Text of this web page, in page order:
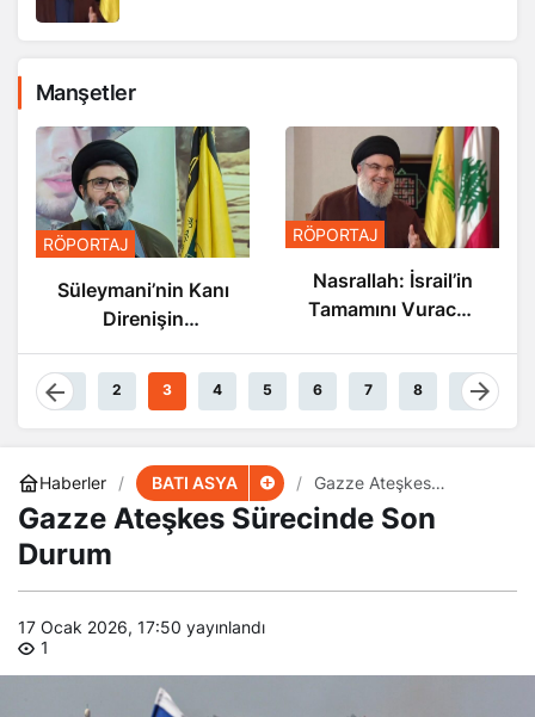
Manşetler
RÖPORTAJ
Süleymani’nin Kanı
Direnişin
Akıyor
RÖPORTAJ
Nasrallah: İsrail’in
Tamamını Vuracak
1 2 3 4 5 6 7 8 9
Haberler BATI ASYA
​​​​​​​Gazze Ateşkes
Sürecinde Son Durum
​​​​​​​Gazze Ateşkes Sürecinde Son
Durum
17 Ocak 2026, 17:50 yayınlandı
1